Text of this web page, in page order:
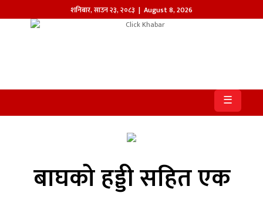
शनिबार,साउन२३,२०८३ | August 8, 2026
पत्रिका
☰
बाघको हड्डी सहित एक